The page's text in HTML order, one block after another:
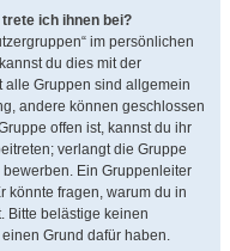
ich ihnen bei?
im persönlichen
du dies mit der
alle Gruppen sind allgemein
andere können geschlossen
offen ist, kannst du ihr
verlangt die Gruppe
Ein Gruppenleiter
könnte fragen, warum du in
Bitte belästige keinen
Grund dafür haben.